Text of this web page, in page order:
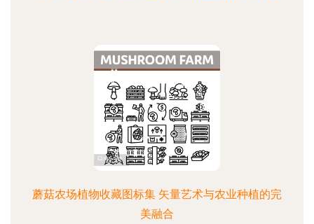
蘑菇农场植物收藏图标集 矢量艺术与农业种植的完
美融合